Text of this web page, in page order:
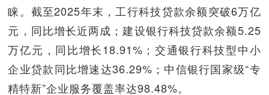
睐。截至2025年末，工行科技贷款余额突破6万亿
元，同比增长近两成；建设银行科技贷款余额5.25
万亿元，同比增长18.91%；交通银行科技型中小
企业贷款同比增速达36.29%；中信银行国家级“专
精特新”企业服务覆盖率达98.48%。